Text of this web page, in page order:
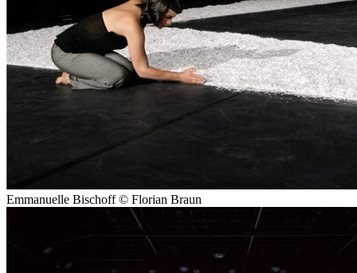
Emmanuelle Bischoff © Florian Braun